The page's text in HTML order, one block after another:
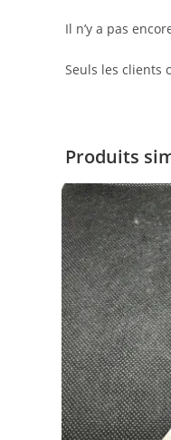
Il n’y a pas
Seuls les clients
Produits